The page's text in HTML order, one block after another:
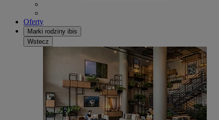
Oferty
Marki rodziny ibis
Wstecz